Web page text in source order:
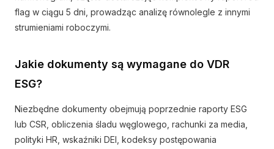
flag w ciągu 5 dni, prowadząc analizę równolegle z innymi
strumieniami roboczymi.
Jakie dokumenty są wymagane do VDR
ESG?
Niezbędne dokumenty obejmują poprzednie raporty ESG
lub CSR, obliczenia śladu węglowego, rachunki za media,
polityki HR, wskaźniki DEI, kodeksy postępowania